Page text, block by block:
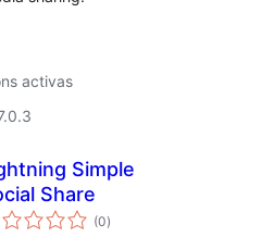
activas
Simple
Share
(0valoracións
totais
)